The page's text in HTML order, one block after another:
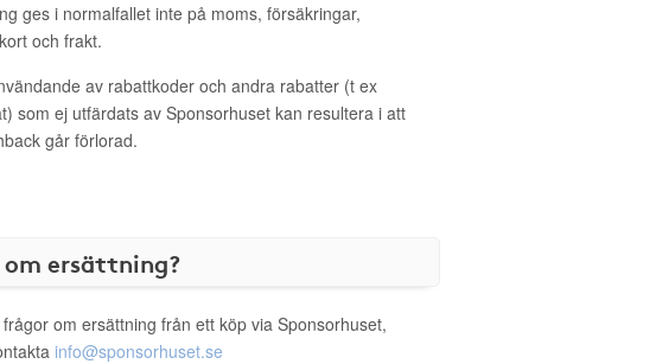
ges i normalfallet inte på moms, försäkringar,
och frakt.
av rabattkoder och andra rabatter (t ex
som ej utfärdats av Sponsorhuset kan resultera i att
går förlorad.
om ersättning?
om ersättning från ett köp via Sponsorhuset,
info@sponsorhuset.se